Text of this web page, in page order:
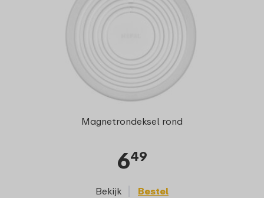
Magnetrondeksel rond
649
Bekijk Bestel